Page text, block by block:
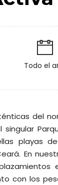
Todo el
del
playas
En
con los